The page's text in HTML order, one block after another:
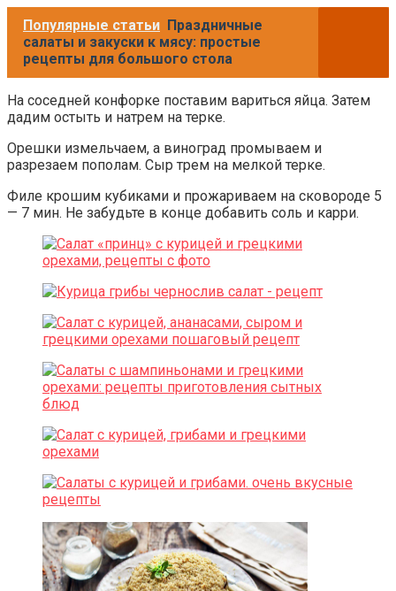
Популярные статьи Праздничные
салаты и закуски к мясу: простые
рецепты для большого стола
На соседней конфорке поставим вариться яйца. Затем
дадим остыть и натрем на терке.
Орешки измельчаем, а виноград промываем и
разрезаем пополам. Сыр трем на мелкой терке.
Филе крошим кубиками и прожариваем на сковороде 5
— 7 мин. Не забудьте в конце добавить соль и карри.